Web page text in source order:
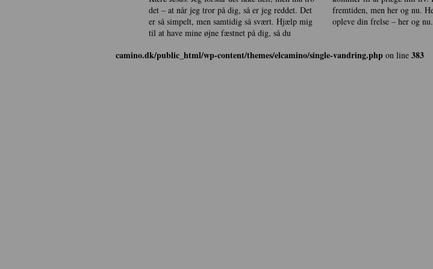
det – at når jeg tror på dig, så er jeg reddet. Det
er så simpelt, men samtidig så svært. Hjælp mig
til at have mine øjne fæstnet på dig, så du
fremtiden, men her og nu. Herre, lad mig
opleve din frelse – her og nu.
camino.dk/public_html/wp-content/themes/elcamino/single-vandring.php on line 383